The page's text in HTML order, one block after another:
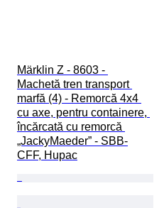
Märklin Z - 8603 -
Machetă tren transport
marfă (4) - Remorcă 4x4
cu axe, pentru containere,
încărcată cu remorcă
„JackyMaeder” - SBB-
CFF, Hupac